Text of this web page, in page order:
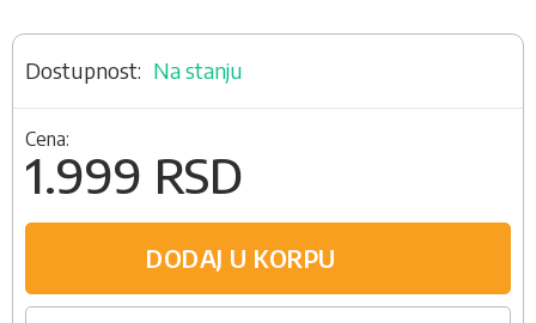
Na stanju
Cena:
1.999 RSD
DODAJ U KORPU